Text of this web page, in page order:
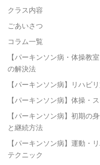
クラス内容
ごあいさつ
コラム一覧
【パーキンソン病・体操教
の解決法
【パーキンソン病】リハビ
【パーキンソン病】体操・
【パーキンソン病】初期の
と継続方法
【パーキンソン病】運動・
テクニック